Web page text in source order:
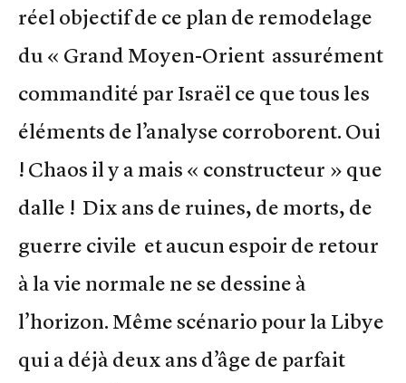
réel objectif de ce plan de remodelage
du « Grand Moyen-Orient assurément
commandité par Israël ce que tous les
éléments de l’analyse corroborent. Oui
! Chaos il y a mais « constructeur » que
dalle ! Dix ans de ruines, de morts, de
guerre civile et aucun espoir de retour
à la vie normale ne se dessine à
l’horizon. Même scénario pour la Libye
qui a déjà deux ans d’âge de parfait